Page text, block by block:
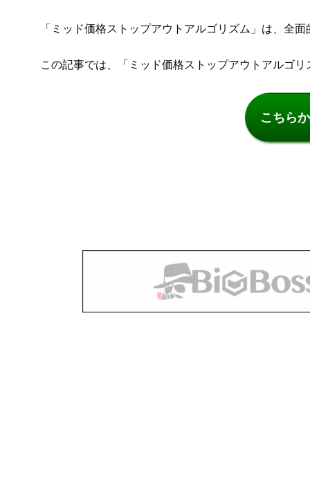
「ミッド価格ストップアウトアルゴリズム」は、全
この記事では、「ミッド価格ストップアウトアルゴリ
こちら